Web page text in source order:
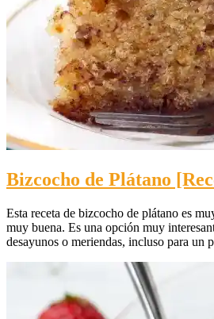
Bizcocho de Plátano
Esta receta de bizcocho de plátano es
muy buena. Es una opción muy
desayunos o meriendas, incluso para un